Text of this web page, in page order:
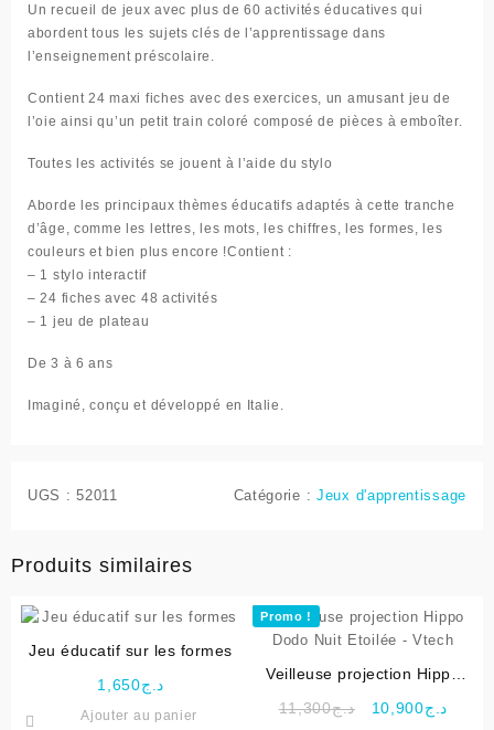
Un recueil de jeux avec plus de 60 activités éducatives qui
abordent tous les sujets clés de l’apprentissage dans
l’enseignement préscolaire.
Contient 24 maxi fiches avec des exercices, un amusant jeu de
l’oie ainsi qu’un petit train coloré composé de pièces à emboîter.
Toutes les activités se jouent à l’aide du stylo
Aborde les principaux thèmes éducatifs adaptés à cette tranche
d’âge, comme les lettres, les mots, les chiffres, les formes, les
couleurs et bien plus encore !Contient :
– 1 stylo interactif
– 24 fiches avec 48 activités
– 1 jeu de plateau
De 3 à 6 ans
Imaginé, conçu et développé en Italie.
UGS :52011 Catégorie : Jeux d'apprentissage
Produits similaires
Jeu éducatif sur les formes
د.ج1,650
Ajouter au panier
Promo !
Veilleuse projection Hippo
د.ج11,300
Le
د.ج10,900
Le